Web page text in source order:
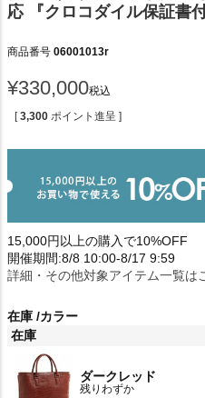
応 『クロコダイル保証書
商品番号 06001013r
¥330,000税込
[ 3,300 ポイント進呈 ]
15,000円以上の購入で10%OFF
開催期間:8/8 10:00-8/17 9:59
詳細・その他対象アイテム一覧は
在庫 カラー
在庫
ダークレッド
残りわずか